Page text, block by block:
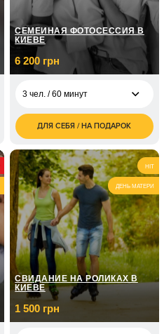
9 чел. / Катание на
лимузине/1 час
3 800
грн
СЕМЕЙНАЯ ФОТОСЕССИЯ В
КИЕВЕ
6 200 грн
3 чел. / 60 минут
6 200
грн
ДЛЯ СЕБЯ / НА ПОДАРОК
HIT
ДЕНЬ МАТЕРИ
СВИДАНИЕ НА РОЛИКАХ В
КИЕВЕ
1 500 грн